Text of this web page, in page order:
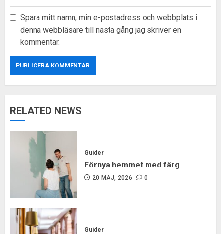
Spara mitt namn, min e-postadress och webbplats i
denna webbläsare till nästa gång jag skriver en
kommentar.
RELATED NEWS
Guider
Förnya hemmet med färg
20 MAJ, 2026 0
Guider